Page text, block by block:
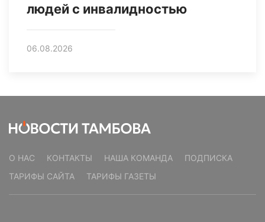
людей с инвалидностью
06.08.2026
О НАС КОНТАКТЫ НАША КОМАНДА
ПОДПИСКА
ТАРИФЫ САЙТА
ТАРИФЫ ГАЗЕТЫ